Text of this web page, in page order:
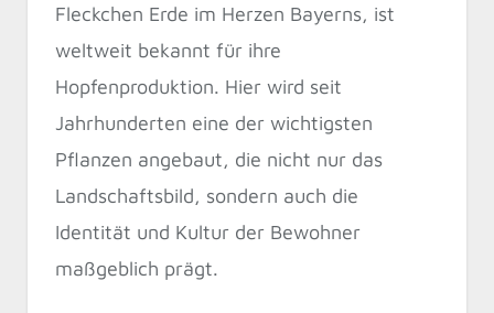
Fleckchen Erde im Herzen Bayerns, ist
weltweit bekannt für ihre
Hopfenproduktion. Hier wird seit
Jahrhunderten eine der wichtigsten
Pflanzen angebaut, die nicht nur das
Landschaftsbild, sondern auch die
Identität und Kultur der Bewohner
maßgeblich prägt.